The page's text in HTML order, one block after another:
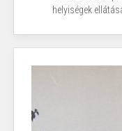
helyiségek